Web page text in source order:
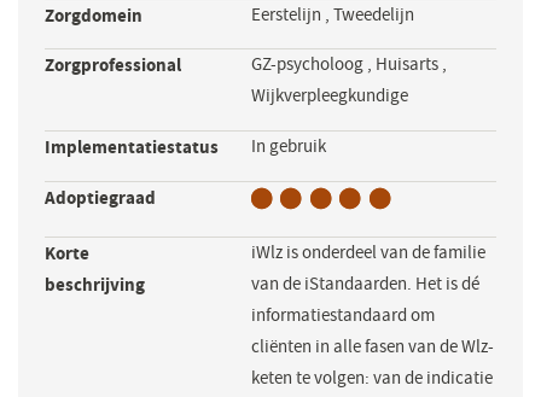
Zorgdomein Eerstelijn ,Tweedelijn
Zorgprofessional GZ-psycholoog , Huisarts ,
Wijkverpleegkundige
Implementatiestatus In gebruik
Adoptiegraad
Korte
beschrijving
iWlz is onderdeel van de familie
van de iStandaarden. Het is dé
informatiestandaard om
cliënten in alle fasen van de Wlz-
keten te volgen: van de indicatie